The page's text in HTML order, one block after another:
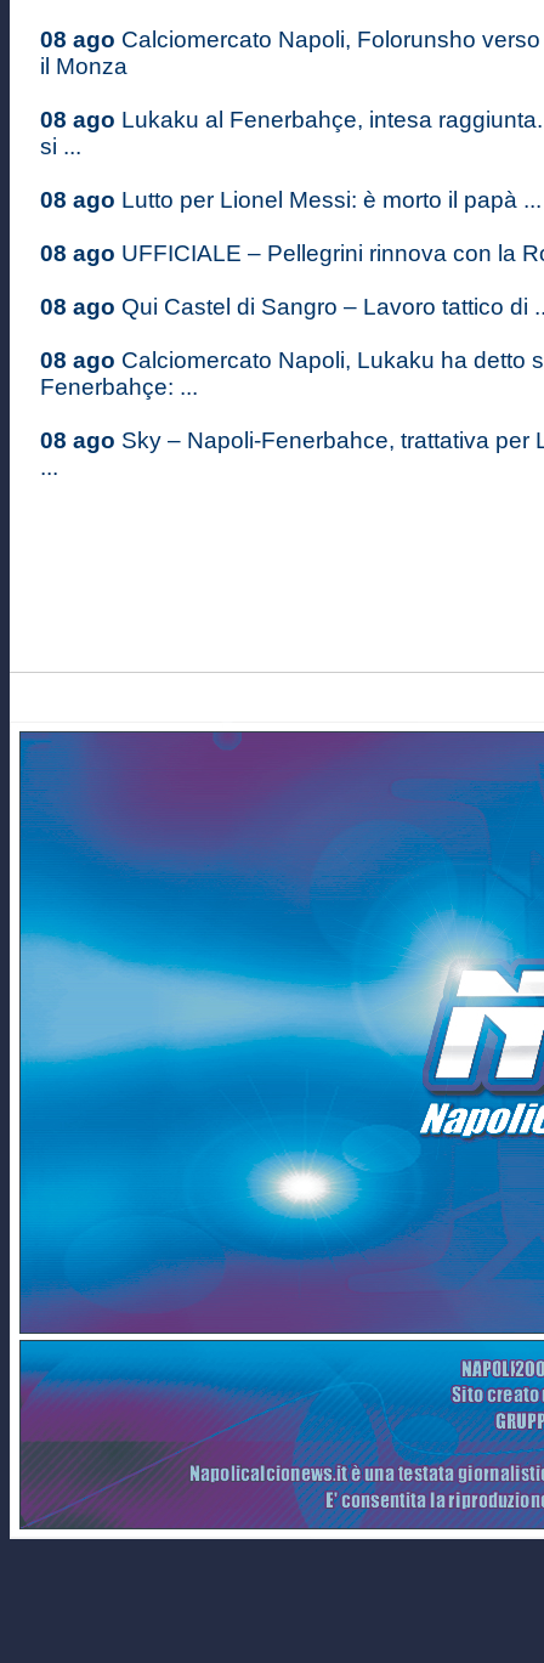
08 ago Calciomercato Napoli, Folorunsho
il Monza
08 ago Lukaku al Fenerbahçe, intesa
si ...
08 ago Lutto per Lionel Messi: è morto il papà ...
08 ago UFFICIALE – Pellegrini rinnova con la
08 ago Qui Castel di Sangro – Lavoro tattico di
08 ago Calciomercato Napoli, Lukaku ha detto
Fenerbahçe: ...
08 ago Sky – Napoli-Fenerbahce, trattativa per
...